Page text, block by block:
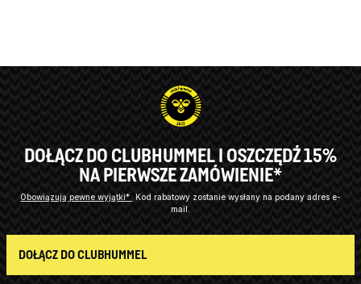
DOŁĄCZ DO CLUBHUMMEL I OSZCZĘDŹ 15%
NA PIERWSZE ZAMÓWIENIE*
Obowiązują pewne wyjątki* Kod rabatowy zostanie wysłany na podany adres e-
mail.
DOŁĄCZ DO CLUBHUMMEL